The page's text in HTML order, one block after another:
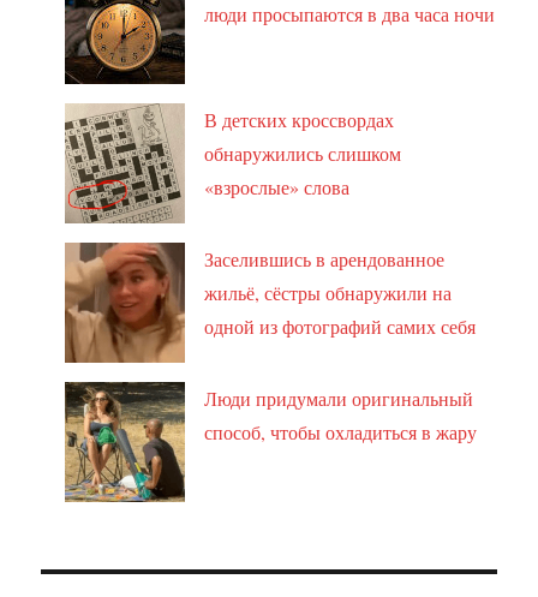
люди просыпаются в два часа ночи
В детских кроссвордах
обнаружились слишком
«взрослые» слова
Заселившись в арендованное
жильё, сёстры обнаружили на
одной из фотографий самих себя
Люди придумали оригинальный
способ, чтобы охладиться в жару